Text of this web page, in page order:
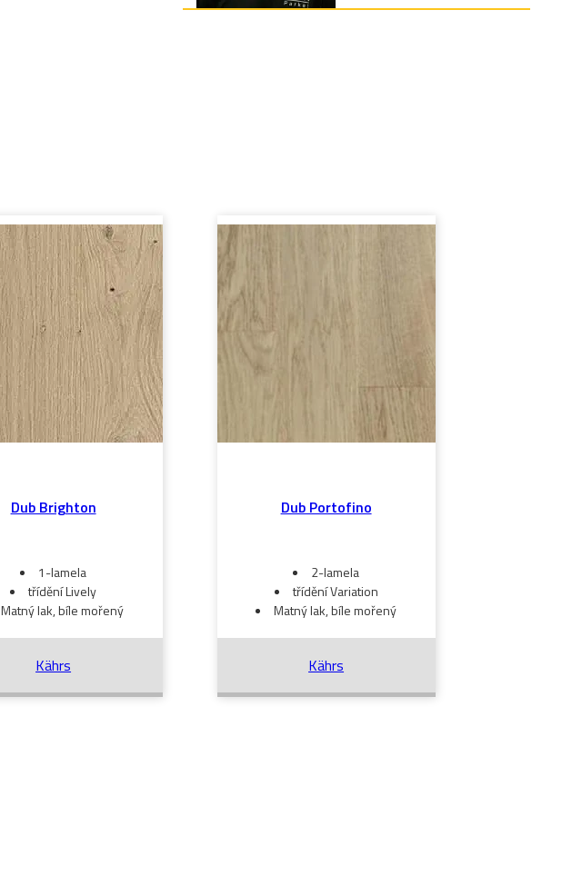
Dub Brighton
1-lamela
třídění Lively
Matný lak, bíle mořený
Kährs
Dub Portofino
2-lamela
třídění Variation
Matný lak, bíle mořený
Kährs